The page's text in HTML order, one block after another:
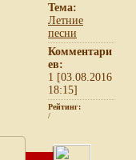
Тема:
Летние
песни
Комментари
ев:
1 [03.08.2016
18:15]
Рейтинг:
/